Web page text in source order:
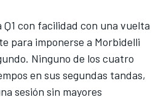
con facilidad con una vuelta
para imponerse a Morbidelli
Ninguno de los cuatro
en sus segundas tandas,
sesión sin mayores